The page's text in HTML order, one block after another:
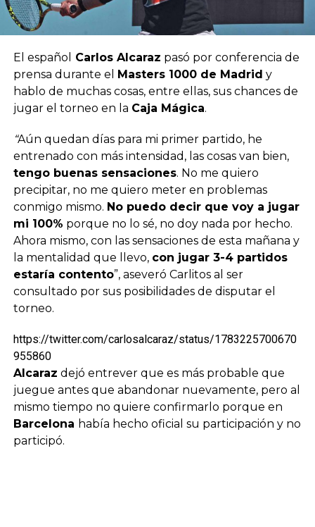
El español Carlos Alcaraz pasó por conferencia de
prensa durante el Masters 1000 de Madrid y
hablo de muchas cosas, entre ellas, sus chances de
jugar el torneo en la Caja Mágica.
“Aún quedan días para mi primer partido, he
entrenado con más intensidad, las cosas van bien,
tengo buenas sensaciones. No me quiero
precipitar, no me quiero meter en problemas
conmigo mismo. No puedo decir que voy a jugar
mi 100% porque no lo sé, no doy nada por hecho.
Ahora mismo, con las sensaciones de esta mañana y
la mentalidad que llevo, con jugar 3-4 partidos
estaría contento”, aseveró Carlitos al ser
consultado por sus posibilidades de disputar el
torneo.
https://twitter.com/carlosalcaraz/status/1783225700670
955860
Alcaraz dejó entrever que es más probable que
juegue antes que abandonar nuevamente, pero al
mismo tiempo no quiere confirmarlo porque en
Barcelona había hecho oficial su participación y no
participó.